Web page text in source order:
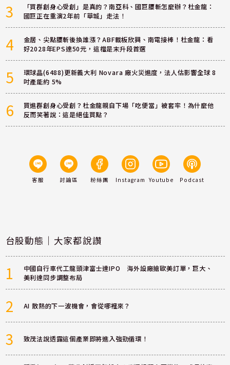
3
「買群創身心受創」是真的？南亞科、國巨腰斬怎麼辦？杜金龍：
國巨正在重演2年前「華城」走法！
4
金居、尖點腰斬後換誰漲？ABF載板欣興、南電接棒！杜金龍：看
好2028年EPS達50元，這檔是末升段首選
5
環球晶(6488)更新義大利 Novara 廠火災進度，法人估影響全球 8
吋產能約 5%
6
買進群創身心受創？杜金龍親自下場「吃便當」被套牢！為什麼他
反而笑著說：這是絕佳買點？
客服 討論區 粉絲團 Instagram Youtube Podcast
台股動態｜大家都說讚
1
中國自行車代工龍頭津富士達IPO 海外設廠搶歐美訂單，巨大、
美利達同步調整布局
2 AI 散熱的下一波機會，會從哪裡來？
3 致茂法說透露這個產業即將進入強勁循環！